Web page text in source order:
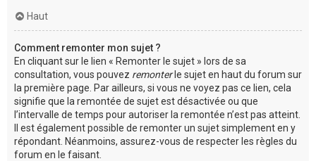
Haut
Comment remonter mon sujet ?
En cliquant sur le lien « Remonter le sujet » lors de sa
consultation, vous pouvez remonterle sujet en haut du forum sur
la première page. Par ailleurs, si vous ne voyez pas ce lien, cela
signifie que la remontée de sujet est désactivée ou que
l’intervalle de temps pour autoriser la remontée n’est pas atteint.
Il est également possible de remonter un sujet simplement en y
répondant. Néanmoins, assurez-vous de respecter les règles du
forum en le faisant.